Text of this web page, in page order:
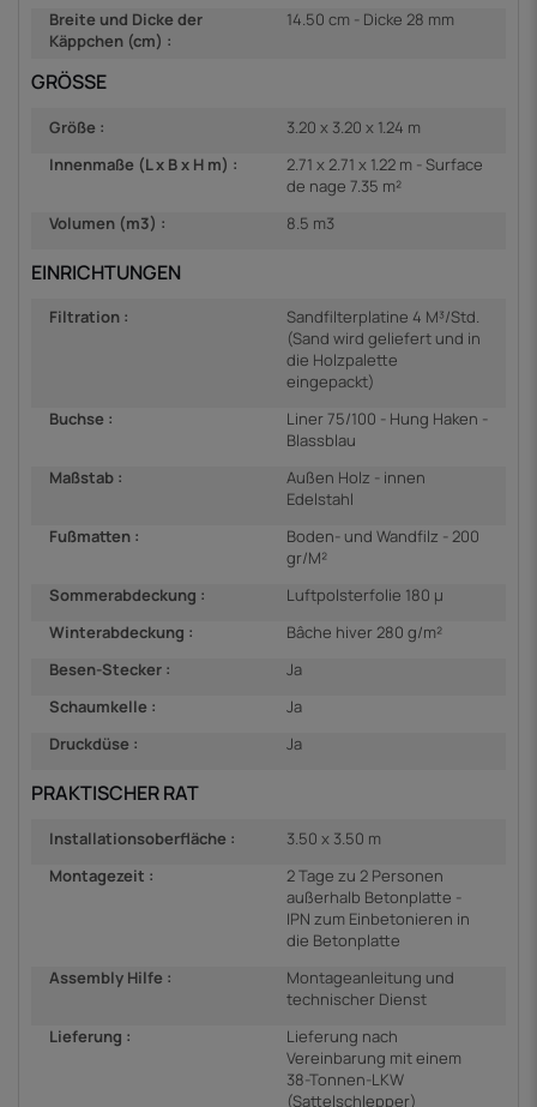
Breite und Dicke der
Käppchen (cm) :
14.50 cm - Dicke 28 mm
GRÖSSE
Größe :
3.20 x 3.20 x 1.24 m
Innenmaße (L x B x H m) :
2.71 x 2.71 x 1.22 m - Surface
de nage 7.35 m²
Volumen (m3) :
8.5 m3
EINRICHTUNGEN
Filtration :
Sandfilterplatine 4 M³/Std.
(Sand wird geliefert und in
die Holzpalette
eingepackt)
Buchse :
Liner 75/100 - Hung Haken -
Blassblau
Maßstab :
Außen Holz - innen
Edelstahl
Fußmatten :
Boden- und Wandfilz - 200
gr/M²
Sommerabdeckung :
Luftpolsterfolie 180 µ
Winterabdeckung :
Bâche hiver 280 g/m²
Besen-Stecker :
Ja
Schaumkelle :
Ja
Druckdüse :
Ja
PRAKTISCHER RAT
Installationsoberfläche :
3.50 x 3.50 m
Montagezeit :
2 Tage zu 2 Personen
außerhalb Betonplatte -
IPN zum Einbetonieren in
die Betonplatte
Assembly Hilfe :
Montageanleitung und
technischer Dienst
Lieferung :
Lieferung nach
Vereinbarung mit einem
38-Tonnen-LKW
(Sattelschlepper)